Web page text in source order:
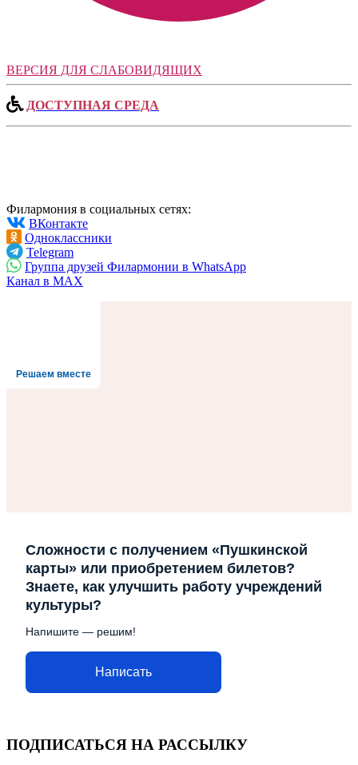
ВЕРСИЯ ДЛЯ СЛАБОВИДЯЩИХ
ДОСТУПНАЯ СРЕДА
Филармония в социальных сетях:
ВКонтакте
Одноклассники
Telegram
Группа друзей Филармонии в WhatsApp
Канал в MAX
Решаем вместе
Сложности с получением «Пушкинской
карты» или приобретением билетов?
Знаете, как улучшить работу учреждений
культуры?
Напишите — решим!
Написать
ПОДПИСАТЬСЯ НА РАССЫЛКУ